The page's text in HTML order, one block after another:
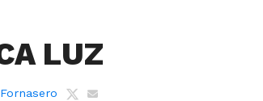
LUZ